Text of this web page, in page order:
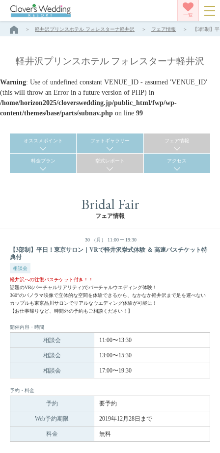
一覧
軽井沢プリンスホテル フォレスターナ軽井沢 フェア情報 【3部制】
軽井沢プリンスホテル フォレスターナ軽井沢
Warning: Use of undefined constant VENUE_ID - assumed 'VENUE_ID'
(this will throw an Error in a future version of PHP) in
/home/horizon2025/cloverswedding.jp/public_html/fwp/wp-
content/themes/base/parts/subnav.php on line 99
オススメポイント フォトギャラリー フェア情報
料金プラン 挙式レポート アクセス
Bridal Fair
フェア情報
30 （月） 11:00 19:30
【3部制】平日！東京サロン｜VRで軽井沢挙式体験 ＆ 高速バスチケット特
典付
相談会
軽井沢への往復バスチケット付き！！
話題のVR(バーチャルリアリティ)でバーチャルウエディング体験！
360°のパノラマ映像で立体的な空間を体験できるから、なかなか軽井沢まで足を運べない
カップルも東京品川サロンでリアルなウエディング体験が可能に！
【お仕事帰りなど、時間外の予約もご相談ください！】
開催内容・時間
相談会 11:00〜13:30
相談会 13:00〜15:30
相談会 17:00〜19:30
予約・料金
予約 要予約
Web予約期限 2019年12月28日まで
料金 無料